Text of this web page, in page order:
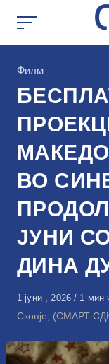
КАтегорија
Филм
ВО
ЈУНИ
ДИНА
Објавено
на
1 јуни , 2026 1 мин
Скопје, (СМАРТ